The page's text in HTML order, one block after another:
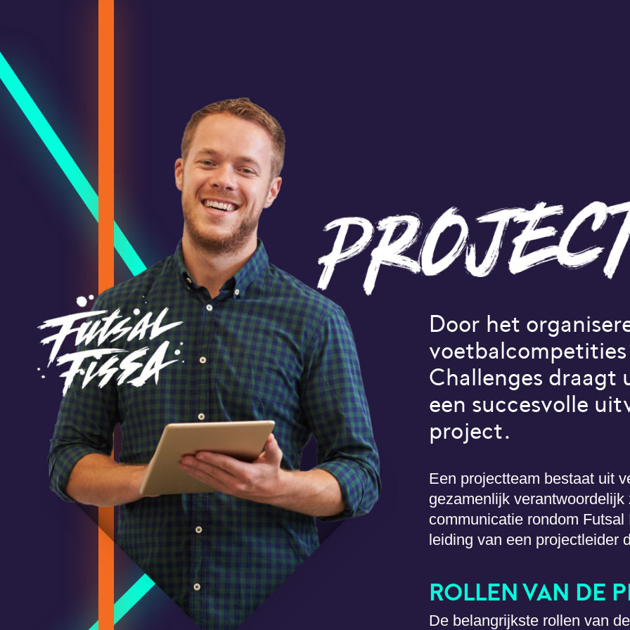
Project­baas
Door het organiseren van
voetbalcompetities en vakoverstijgende
Challenges draagt uw school bij aan
een succesvolle uitvoering van het
project.
Een projectteam bestaat uit verschillende docenten die
gezamenlijk verantwoordelijk zijn voor de voorbereidingen en
communicatie rondom Futsal Fissa. Het projectteam staat onder
leiding van een projectleider die het team aanstuurt.
ROLLEN VAN DE PROJECTLEIDER
De belangrijkste rollen van de projectleider zijn de
managementrol en het creëren van draagvlak in de school. Voor
beide dimensies zijn hulpmiddelen opgenomen in dit handboek.
DOWNLOAD VOLLEDIGE TOOLKIT ›
4/7